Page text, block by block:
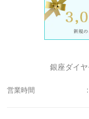
パイオニアの想い
レーザー刻印サー
ナノジュエリー
永久保証サービス
セミ・フルオー
店舗のご案内
銀座ダイ
営業時間 :